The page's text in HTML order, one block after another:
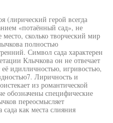
(лирический герой всегда
«потаённый сад», не
сколько творческий мир
полностью
Символ сада характерен
Клычкова он не отвечает
идилличностью, игривостью,
Лиричность и
из романтической
обозначены специфические
переосмысляет
как места слияния